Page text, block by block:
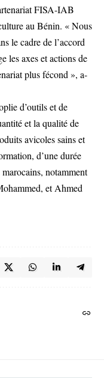
FISA-IAB
au Bénin. « Nous
le cadre de l’accord
les axes et actions de
plus fécond », a-
d’outils et de
et la qualité de
avicoles sains et
d’une durée
notamment
et Ahmed